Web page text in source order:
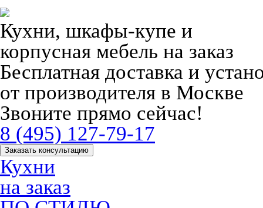
Кухни, шкафы-купе и
корпусная мебель на заказ
Бесплатная доставка и
от производителя в Москве
Звоните прямо сейчас!
8 (495) 127-79-17
Заказать консультацию
Кухни
на заказ